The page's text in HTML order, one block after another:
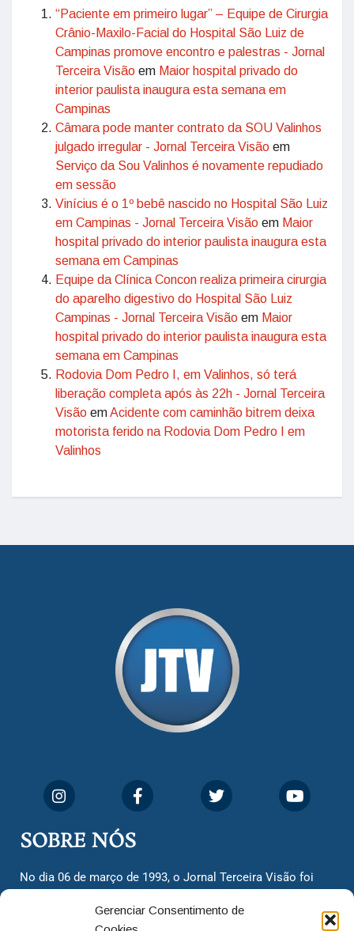
Gerenciar Consentimento de
“Paciente em primeiro lugar” – Equipe de Cirurgia
Crânio-Maxilo-Facial do Hospital São Luiz de
Campinas promove encontro e palestras - Jornal
Terceira Visão em Maior hospital privado do
interior paulista inaugura esta semana em
Campinas
Câmara pode manter contrato da SOU Valinhos
julgado irregular - Jornal Terceira Visão em
Serviço da Sou Valinhos é novamente repudiado
em sessão
Vinícius é o 1º bebê nascido no Hospital São Luiz
em Campinas - Jornal Terceira Visão em Maior
hospital privado do interior paulista inaugura esta
semana em Campinas
Equipe da Clínica Concon realiza primeira cirurgia
do aparelho digestivo do Hospital São Luiz
Campinas - Jornal Terceira Visão em Maior
hospital privado do interior paulista inaugura esta
semana em Campinas
Rodovia Dom Pedro I, em Valinhos, só terá
liberação completa após às 22h - Jornal Terceira
Visão emAcidente com caminhão bitrem deixa
motorista ferido na Rodovia Dom Pedro I em
Valinhos
SOBRE NÓS
No dia 06 de março de 1993, o Jornal Terceira Visão foi
cidadãos valinhenses, já que naquela época só existiam